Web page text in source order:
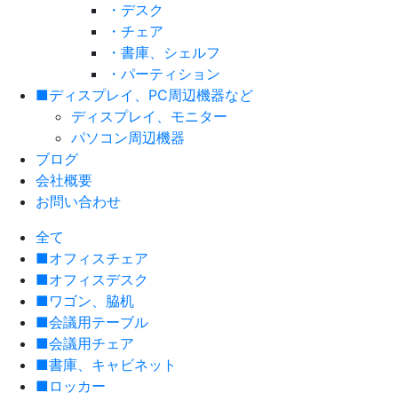
・デスク
・チェア
・書庫、シェルフ
・パーティション
■ディスプレイ、PC周辺機器など
ディスプレイ、モニター
パソコン周辺機器
ブログ
会社概要
お問い合わせ
全て
■オフィスチェア
■オフィスデスク
■ワゴン、脇机
■会議用テーブル
■会議用チェア
■書庫、キャビネット
■ロッカー